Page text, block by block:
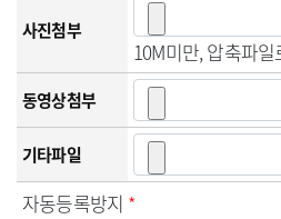
사진첨부
10M미만, 압축파
동영상첨부
기타파일
자동등록방지 *